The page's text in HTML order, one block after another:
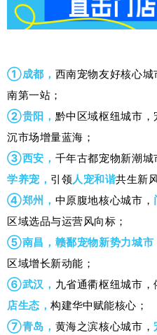
①成都， 西南宠物友好核心城
南第一站；
②贵阳， 黔中区域枢纽城市 ，
沉市场增量蓝海；
③西安， 千年古都宠物新潮
学养宠， 引领人宠和谐共生新
④郑州， 中原腹地核心城市，
区域选品与运营风向标；
⑤南昌， 赣鄱宠物新势力城市
区域增长新动能；
⑥武汉， 九省通衢枢纽城市，
店生态， 构建华中赋能核心；
⑦青岛， 黄海之滨核心城市，